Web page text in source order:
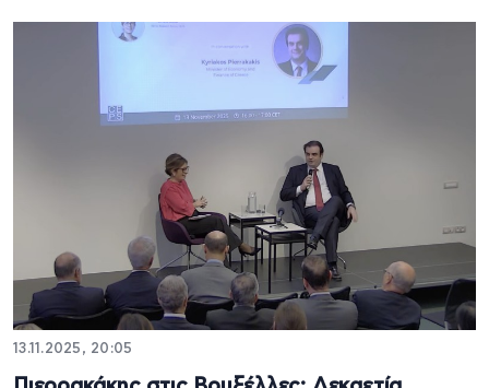
13.11.2025, 20:05